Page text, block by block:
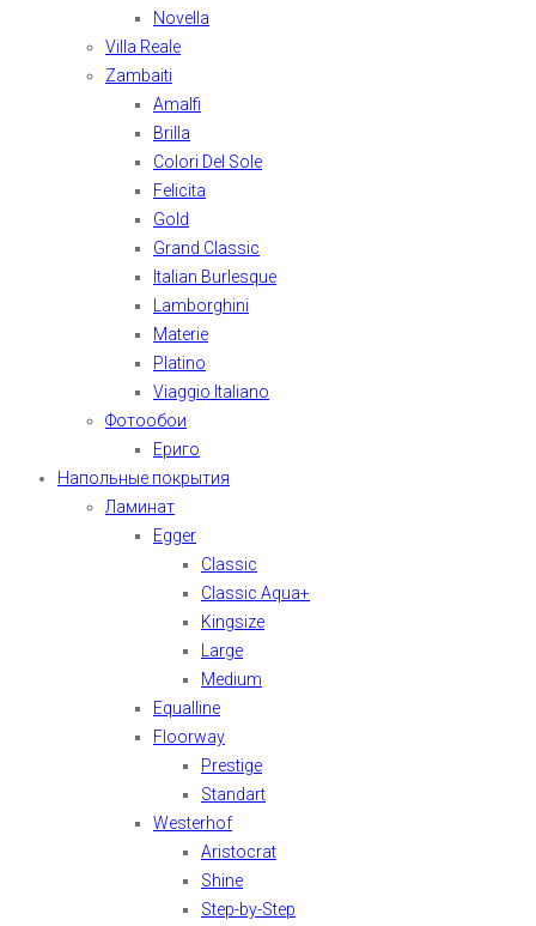
Novella
Villa Reale
Zambaiti
Amalfi
Brilla
Colori Del Sole
Felicita
Gold
Grand Classic
Italian Burlesque
Lamborghini
Materie
Platino
Viaggio Italiano
Фотообои
Ериго
Напольные покрытия
Ламинат
Egger
Classic
Classic Aqua+
Kingsize
Large
Medium
Equalline
Floorway
Prestige
Standart
Westerhof
Aristocrat
Shine
Step-by-Step